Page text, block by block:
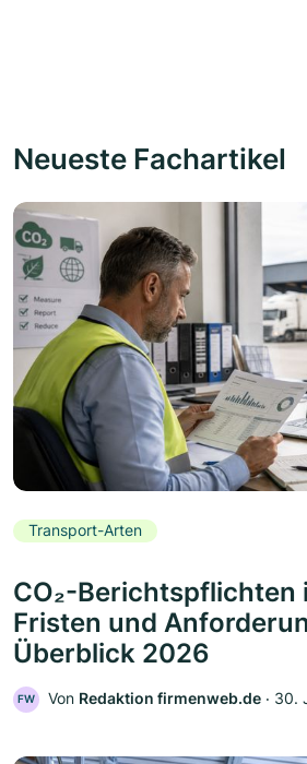
Neueste Fachartikel
Transport-Arten
CO₂-Berichtspflichten
Fristen und
Überblick 2026
FW Von Redaktion firmenweb.de ‧ 30.